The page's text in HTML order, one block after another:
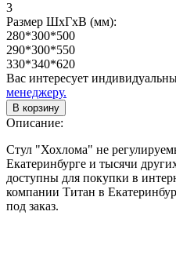
3
Размер ШхГхВ (мм):
280*300*500
290*300*550
330*340*620
Вас интересует
менеджеру.
В корзину
Описание:
Стул "Хохлома" не
Екатеринбурге и тысячи
доступны для покупки в
компании Титан в
под заказ.